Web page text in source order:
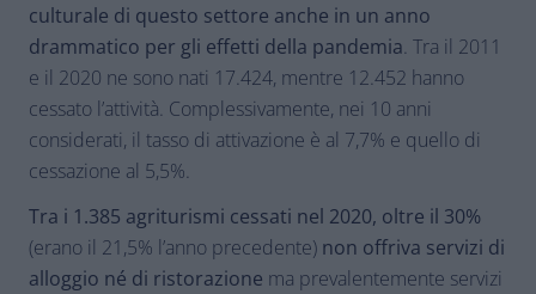
culturale di questo settore anche in un anno
drammatico per gli effetti della pandemia. Tra il 2011
e il 2020 ne sono nati 17.424, mentre 12.452 hanno
cessato l’attività. Complessivamente, nei 10 anni
considerati, il tasso di attivazione è al 7,7% e quello di
cessazione al 5,5%.
Tra i 1.385 agriturismi cessati nel 2020, oltre il 30%
(erano il 21,5% l’anno precedente) non offriva servizi di
alloggio né di ristorazione ma prevalentemente servizi